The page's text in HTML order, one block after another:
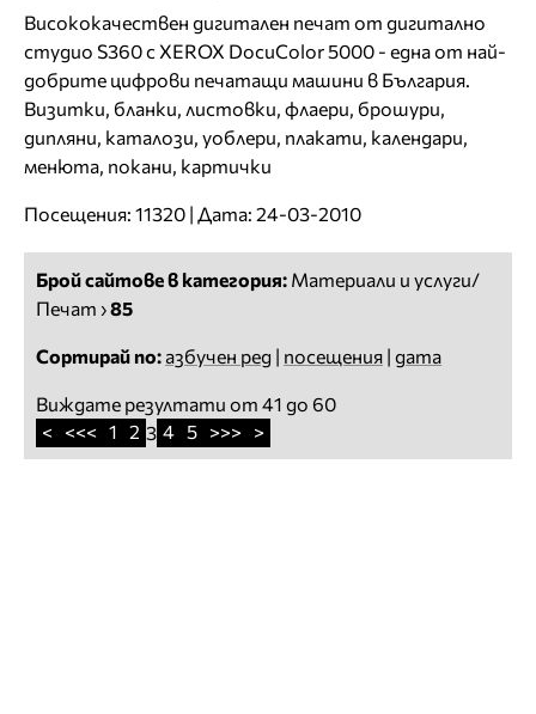
Висококачествен дигитален печат от дигитално
студио S360 с XEROX DocuColor 5000 - една от най-
добрите цифрови печатащи машини в България.
Визитки, бланки, листовки, флаери, брошури,
дипляни, каталози, уоблери, плакати, календари,
менюта, покани, картички
Посещения: 11320 | Дата: 24-03-2010
Брой сайтове в категория: Материали и услуги/
Печат ›85
Сортирай по: азбучен ред | посещения | дата
Виждате резултати от 41 до 60
< <<< 1 2 3 4 5 >>> >